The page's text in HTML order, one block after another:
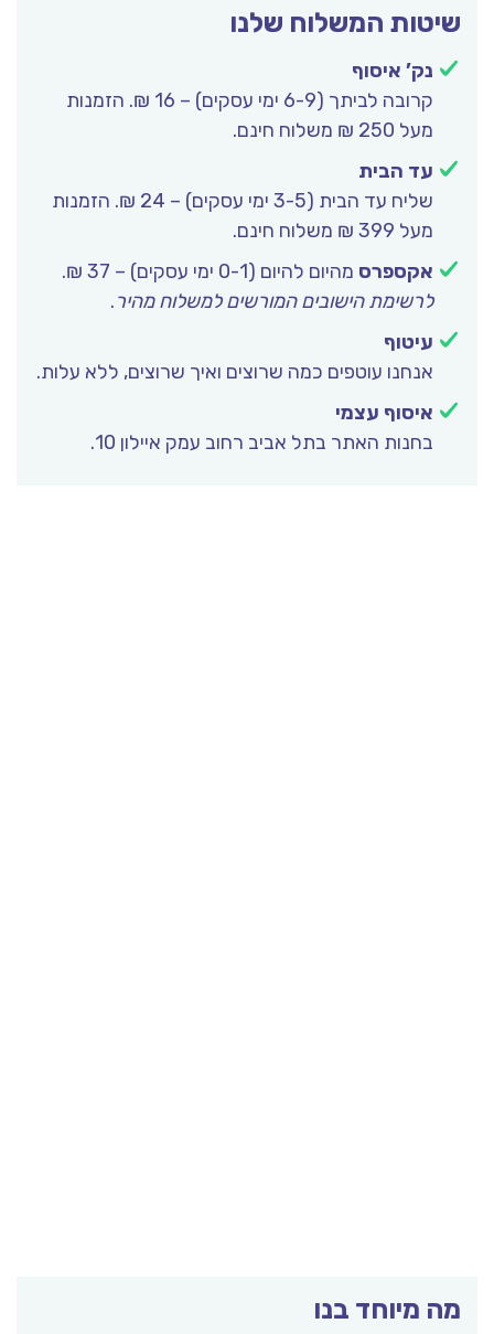
שיטות המשלוח שלנו
נק’ איסוף
קרובה לביתך (6-9 ימי עסקים) – 16 ₪. הזמנות
מעל 250 ₪ משלוח חינם.
עד הבית
שליח עד הבית (3-5 ימי עסקים) – 24 ₪. הזמנות
מעל 399 ₪ משלוח חינם.
אקספרס מהיום להיום (0-1 ימי עסקים) – 37 ₪.
לרשימת הישובים המורשים למשלוח מהיר.
עיטוף
אנחנו עוטפים כמה שרוצים ואיך שרוצים, ללא עלות.
איסוף עצמי
בחנות האתר בתל אביב רחוב עמק איילון 10.
מה מיוחד בנו